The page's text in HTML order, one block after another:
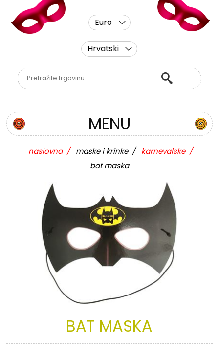
Euro
Hrvatski
MENU
naslovna / maske i krinke / karnevalske /
bat maska
BAT MASKA